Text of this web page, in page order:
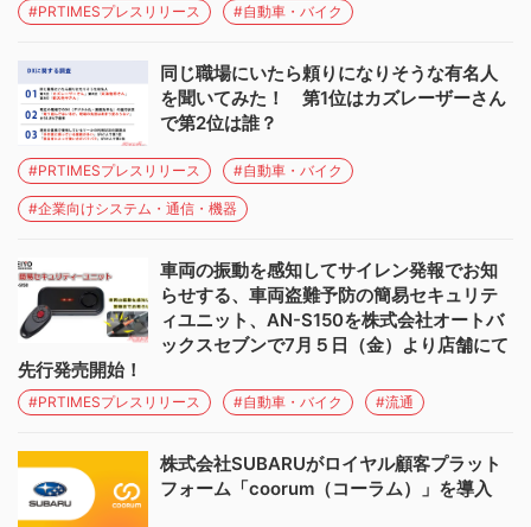
#PRTIMESプレスリリース #自動車・バイク
同じ職場にいたら頼りになりそうな有名人
を聞いてみた！ 第1位はカズレーザーさん
で第2位は誰？
#PRTIMESプレスリリース #自動車・バイク
#企業向けシステム・通信・機器
車両の振動を感知してサイレン発報でお知
らせする、車両盗難予防の簡易セキュリテ
ィユニット、AN-S150を株式会社オートバ
ックスセブンで7月５日（金）より店舗にて
先行発売開始！
#PRTIMESプレスリリース #自動車・バイク #流通
株式会社SUBARUがロイヤル顧客プラット
フォーム「coorum（コーラム）」を導入